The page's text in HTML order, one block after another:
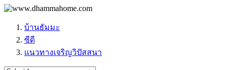
บ้านธัมมะ
ซีดี
แนวทางเจริญวิปัสสนา